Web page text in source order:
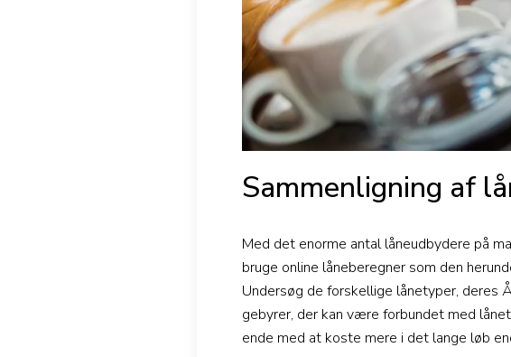
Sammenligning af
Med det enorme antal låneudbydere på
bruge online låneberegner som den
Undersøg de forskellige lånetyper, deres
gebyrer, der kan være forbundet med
ende med at koste mere i det lange løb